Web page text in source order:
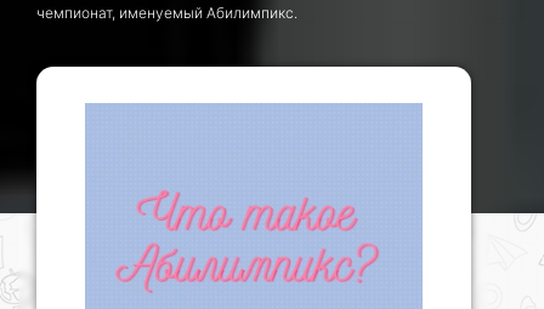
чемпионат, именуемый Абилимпикс.